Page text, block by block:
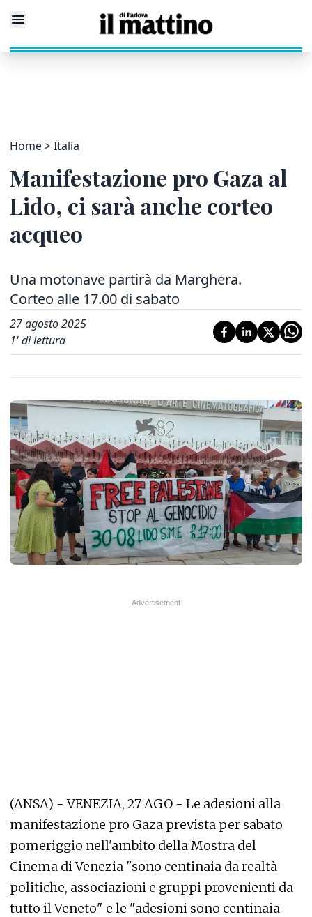
Home Italia
Manifestazione pro Gaza al
Lido, ci sarà anche corteo
acqueo
Una motonave partirà da Marghera.
Corteo alle 17.00 di sabato
27 agosto 2025
1' di lettura
(ANSA) - VENEZIA, 27 AGO - Le adesioni alla
manifestazione pro Gaza prevista per sabato
pomeriggio nell'ambito della Mostra del
Cinema di Venezia "sono centinaia da realtà
politiche, associazioni e gruppi provenienti da
tutto il Veneto" e le "adesioni sono centinaia